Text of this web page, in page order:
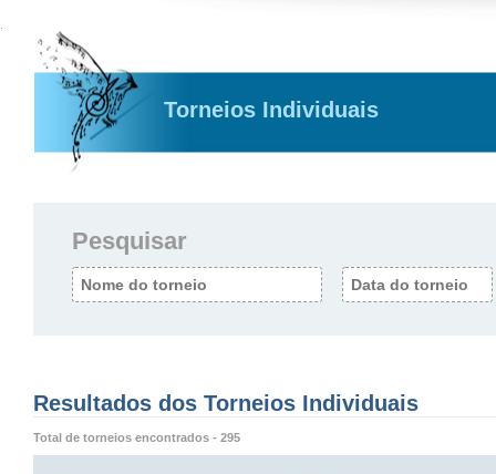
Torneios Individuais
Pesquisar
Resultados dos Torneios Individuais
Total de torneios encontrados - 295